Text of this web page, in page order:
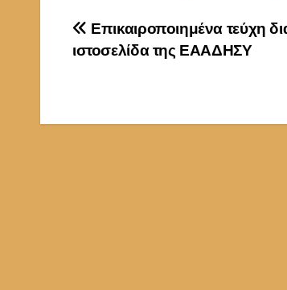
Πλοήγηση
Επικαιροποιημένα τεύχη
ιστοσελίδα της ΕΑΑΔΗΣΥ